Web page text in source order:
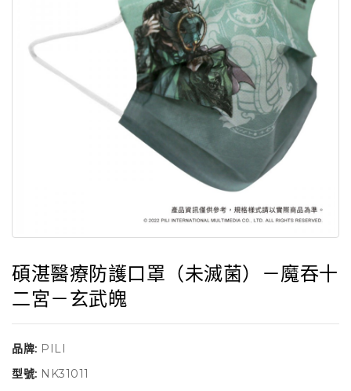
碩湛醫療防護口罩（未滅菌）－魔吞十
二宮－玄武魄
品牌: PILI
型號: NK31011